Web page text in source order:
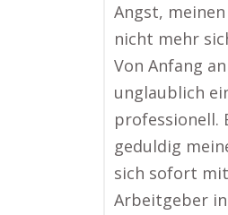
Angst,
nicht mehr
Von Anfang
unglaublich
professionell.
geduldig
sich sofort
Arbeitgeber